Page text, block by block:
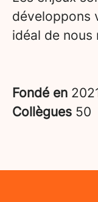
développons
idéal de nous
Fondé en
Collègues 50